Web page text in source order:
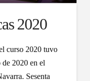
2020
curso 2020 tuvo
de 2020 en el
Sesenta